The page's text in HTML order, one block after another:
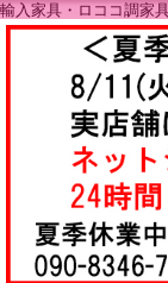
輸入家具・ロココ調家